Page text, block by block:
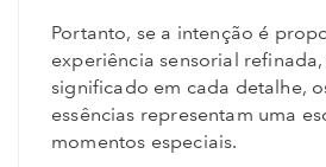
Portanto, se a intenção é
experiência sensorial
significado em cada detalhe,
essências representam uma
momentos especiais.